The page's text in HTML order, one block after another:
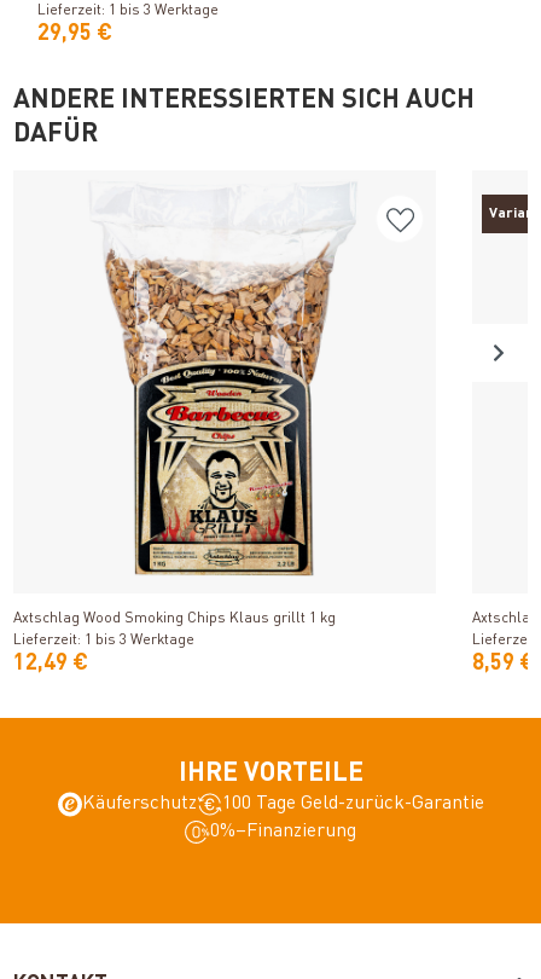
Lieferzeit: 1 bis 3 Werktage
29,95 €
ANDERE INTERESSIERTEN SICH AUCH
DAFÜR
Produkt ansehen
Axtschlag Wood Smoking Chips Klaus grillt 1 kg
Lieferzeit: 1 bis 3 Werktage
12,49 €
Axtschlag
8,59 €
IHRE VORTEILE
Käuferschutz
100 Tage Geld-zurück-Garantie
0%–Finanzierung